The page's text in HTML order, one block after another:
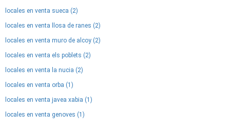
locales en venta sueca (2)
locales en venta llosa de ranes (2)
locales en venta muro de alcoy (2)
locales en venta els poblets (2)
locales en venta la nucia (2)
locales en venta orba (1)
locales en venta javea xabia (1)
locales en venta genoves (1)